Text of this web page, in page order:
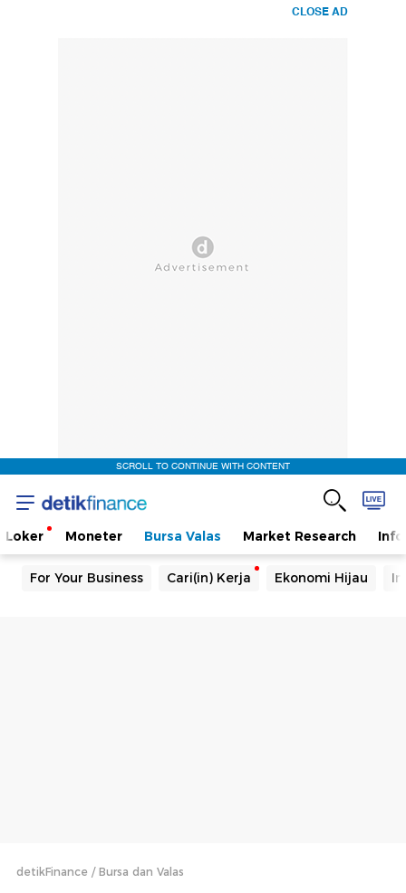
CLOSE AD
SCROLL TO CONTINUE WITH CONTENT
Loker Moneter Bursa Valas Market Research
For Your Business Cari(in) Kerja Ekonomi Hijau
detikFinance Bursa dan Valas